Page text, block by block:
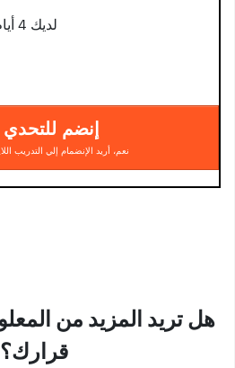
لديك 4 أيام ، تبدأ من
إنضم للتحدي
نعم، أريد الإنضمام إلي التدريب اللايف
هل تريد المزيد من
قرارك؟